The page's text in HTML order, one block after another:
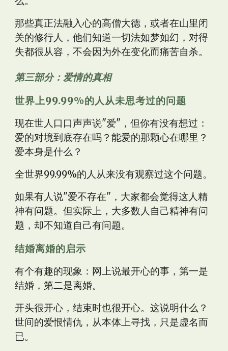
那些真正法融入心的高僧大德，或者在山里闭
关的修行人，他们知道一切法如梦如幻，对得
失都很从容，不会因为外在变化而痛苦自杀。
第三部分：爱情的真相
世界上99.99%的人从未思考过的问题
现在世人口口声声说"爱"，但你有没有想过：
爱的对境到底存在吗？能爱的那颗心在哪里？
爱本身是什么？
全世界99.99%的人从来没有观察过这个问题。
如果有人说"爱不存在"，大家都会觉得这人精
神有问题。但实际上，大多数人自己精神有问
题，却不知道自己有问题。
结婚离婚的启示
有个有趣的现象：网上说最开心的事，第一是
结婚，第二是离婚。
开头很开心，结束时也很开心。这说明什么？
世间的爱恨情仇，从本体上寻找，只是虚名而
已。